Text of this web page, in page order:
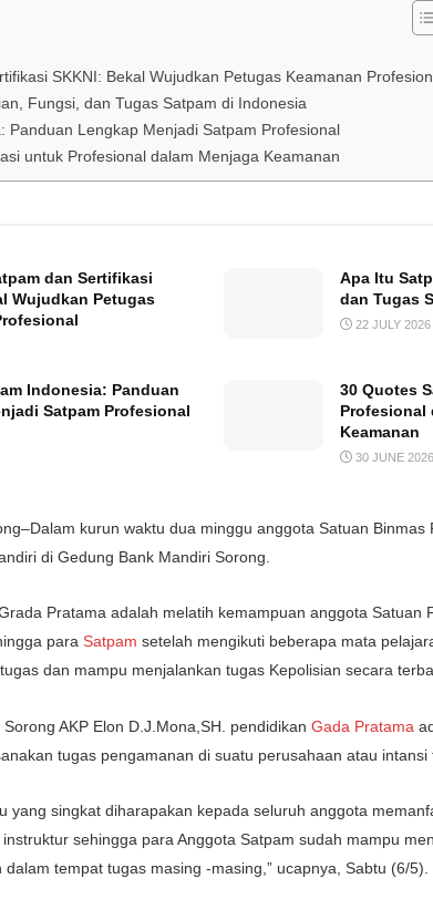
SKKNI: Bekal Wujudkan Petugas Keamanan
Fungsi, dan Tugas Satpam di Indonesia
Panduan Lengkap Menjadi Satpam Profesional
untuk Profesional dalam Menjaga Keamanan
dan Sertifikasi
Wujudkan Petugas
Apa Itu
dan Tugas
22 JULY 2026
Indonesia: Panduan
Satpam Profesional
30 Quotes
Profesional
Keamanan
30 JUNE 2026
kurun waktu dua minggu anggota Satuan Binmas
di Gedung Bank Mandiri Sorong.
Pratama adalah melatih kemampuan anggota Satuan
para Satpam setelah mengikuti beberapa mata
dan mampu menjalankan tugas Kepolisian secara
AKP Elon D.J.Mona,SH. pendidikan Gada Pratama
tugas pengamanan di suatu perusahaan atau intansi
yang singkat diharapakan kepada seluruh anggota
sehingga para Anggota Satpam sudah mampu
tempat tugas masing -masing,” ucapnya, Sabtu (6/5).